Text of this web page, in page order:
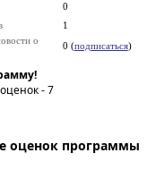
0
1
о
0 (подписаться)
-7
оценок программы